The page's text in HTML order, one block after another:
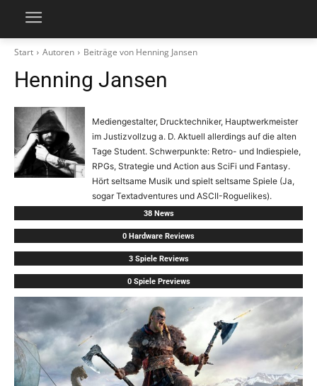
Start Autoren Beiträge von Henning Jansen
Henning Jansen
Mediengestalter, Drucktechniker, Hauptwerkmeister
im Justizvollzug a. D. Aktuell allerdings auf die alten
Tage Student. Schwerpunkte: Retro- und Indiespiele,
RPGs, Strategie und Action aus SciFi und Fantasy.
Hört seltsame Musik und spielt seltsame Spiele (Ja,
sogar Textadventures und ASCII-Roguelikes).
38 News
0 Hardware Reviews
3 Spiele Reviews
0 Spiele Previews